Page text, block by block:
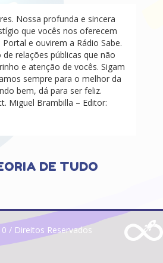
Nossa profunda e sincera
que vocês nos oferecem
e ouvirem a Rádio Sabe.
de relações públicas que não
e atenção de vocês. Sigam
sempre para o melhor da
bem, dá para ser feliz.
Miguel Brambilla – Editor:
DE TUDO
/ Direitos Reservados